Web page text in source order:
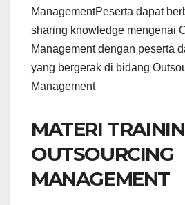
ManagementPeserta dapat
sharing knowledge mengenai
Management dengan peserta
yang bergerak di bidang
Management
MATERI
OUTSOURCING
MANAGEMENT